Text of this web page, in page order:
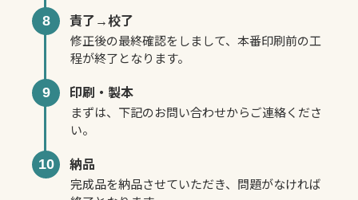
8
責了→校了
修正後の最終確認をしまして、本番印刷前の工
程が終了となります。
9
印刷・製本
まずは、下記のお問い合わせからご連絡くださ
い。
10
納品
完成品を納品させていただき、問題がなければ